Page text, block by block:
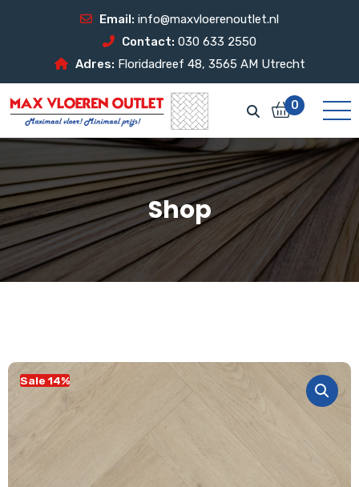
Email: info@maxvloerenoutlet.nl
Contact: 030 633 2550
Adres: Floridadreef 48, 3565 AM Utrecht
0
Shop
Sale 14%